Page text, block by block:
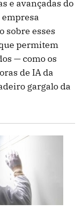
e avançadas do
empresa
sobre esses
permitem
— como os
de IA da
gargalo da